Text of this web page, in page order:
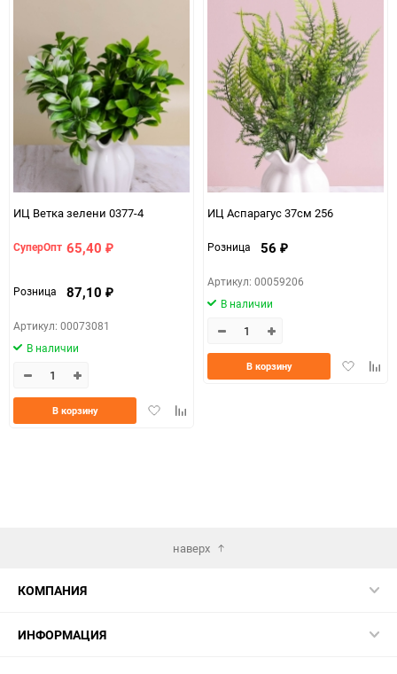
ИЦ Ветка зелени 0377-4
СуперОпт 65,40 ₽
Розница 87,10 ₽
Артикул: 00073081
В наличии
ДобавитьДобавить
В корзину
ИЦ Аспарагус 37см 256
Розница 56 ₽
Артикул: 00059206
В наличии
Добавить
В корзину
наверх
КОМПАНИЯ
ИНФОРМАЦИЯ